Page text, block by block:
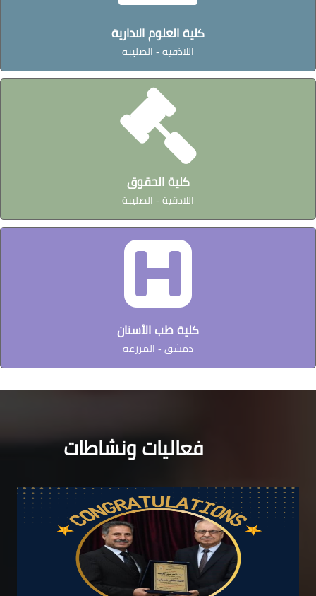
كلية العلوم الادارية
اللاذقية - الصليبة
كلية الحقوق
اللاذقية - الصليبة
كلية طب الأسنان
دمشق - المزرعة
فعاليات ونشاطات